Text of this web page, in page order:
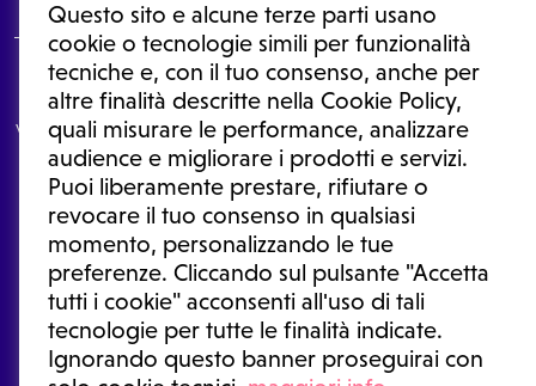
Questo sito e alcune terze parti usano
cookie o tecnologie simili per funzionalità
tecniche e, con il tuo consenso, anche per
altre finalità descritte nella Cookie Policy,
quali misurare le performance, analizzare
audience e migliorare i prodotti e servizi.
Puoi liberamente prestare, rifiutare o
revocare il tuo consenso in qualsiasi
momento, personalizzando le tue
preferenze. Cliccando sul pulsante "Accetta
tutti i cookie" acconsenti all'uso di tali
tecnologie per tutte le finalità indicate.
Ignorando questo banner proseguirai con
Le informazioni proposte in questo sito non sono un consulto medico.
In nessun caso, queste informazioni sostituiscono un consulto, una
visita o una diagnosi formulata dal medico. Non si devono considerare
le informazioni disponibili come suggerimenti per la formulazione di
una diagnosi, la determinazione di un trattamento o l'assunzione o
sospensione di un farmaco senza prima consultare un medico di
medicina generale o uno specialista.
Condizioni di utilizzo|Privacy Policy |Gestione cookie
Ⓒ 2025 | Tutti i diritti riservati.